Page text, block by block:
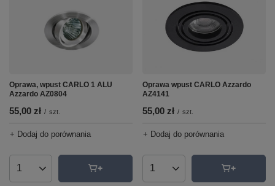
Oprawa, wpust CARLO 1 ALU
Azzardo AZ0804
55,00 zł / szt.
+ Dodaj do porównania
Ilość produktów
Oprawa wpust CARLO Azzardo
AZ4141
55,00 zł / szt.
+ Dodaj do porównania
Ilość produktów